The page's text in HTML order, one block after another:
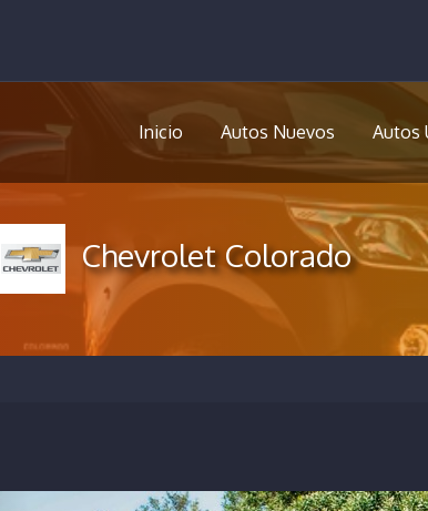
Inicio Autos Nuevos Autos
Chevrolet Colorado